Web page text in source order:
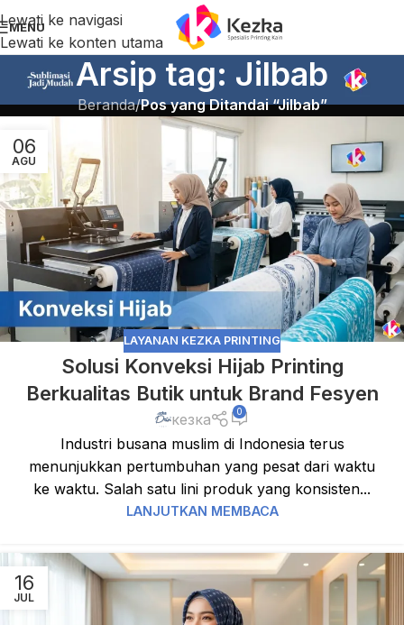
Lewati ke navigasi
Lewati ke konten utama
MENU
Arsip tag: Jilbab
Beranda/Pos yang Ditandai “Jilbab”
06
AGU
LAYANAN KEZKA PRINTING
Solusi Konveksi Hijab Printing
Berkualitas Butik untuk Brand Fesyen
кезка 0
Industri busana muslim di Indonesia terus
menunjukkan pertumbuhan yang pesat dari waktu
ke waktu. Salah satu lini produk yang konsisten...
LANJUTKAN MEMBACA
16
JUL